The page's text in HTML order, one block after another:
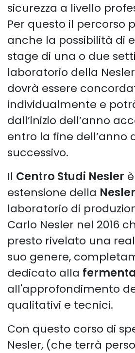
sicurezza a livello
Per questo il percorso
anche la possibilità di
stage di una o due
laboratorio della
dovrà essere
individualmente e
dall’inizio dell’anno
entro la fine dell’anno
successivo.
Il Centro Studi Nesler
estensione della
laboratorio di
Carlo Nesler nel 2016
presto rivelato una
suo genere,
dedicato alla
all'approfondimento
qualitativi e tecnici.
Con questo corso di
Nesler, (che terrà